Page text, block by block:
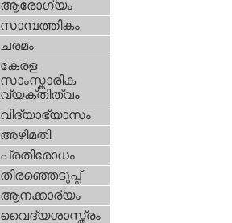
ആരോഗ്യം
സാമ്പത്തികം
ചരമം
കേരള
സാംസ്കാരിക
വ്യക്തിത്വം
വിദ്യാഭ്യാസം
അഴിമതി
പ്രതിരോധം
തിരഞ്ഞെടുപ്പ്
ആനക്കാര്യം
വൈദ്യശാസ്ത്രം